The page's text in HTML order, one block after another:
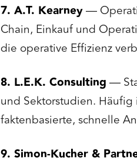
7. A.T. Kearney—
Chain, Einkauf und
die operative Effizienz
8. L.E.K. Consulting —
und Sektorstudien.
faktenbasierte, schnelle
9. Simon-Kucher &